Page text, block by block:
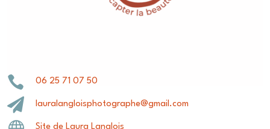
 06 25 71 07 50
 lauralangloisphotographe@gmail.com
Site de Laura Langlois